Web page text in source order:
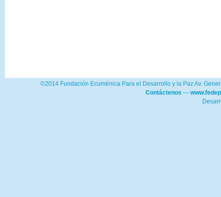
©2014 Fundación Ecuménica Para el Desarrollo y la Paz Av.
Contáctenos —